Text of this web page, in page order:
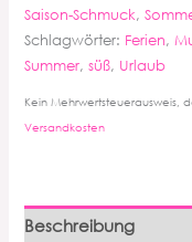
Saison-Schmuck,
Schlagwörter: Ferien,
Summer,süß, Urlaub
Kein Mehrwertsteuerausweis,
Versandkosten
Beschreibung